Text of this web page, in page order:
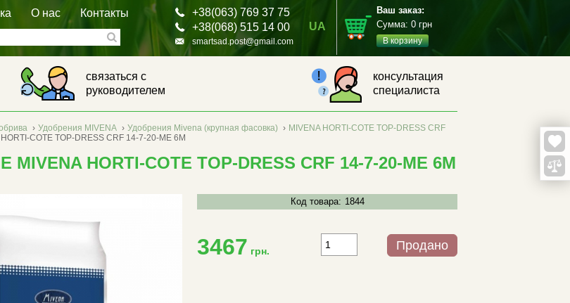
О нас Контакты
+38(063) 769 37 75
+38(068) 515 14 00
smartsad.post@gmail.com
UA
Ваш заказ:
Сумма: 0 грн
В корзину
связаться с
руководителем
консультация
специалиста
› Удобрения MIVENA › Удобрения Mivena (крупная фасовка) › MIVENA HORTI-COTE TOP-DRESS CRF
COTE TOP-DRESS CRF 14-7-20-ME 6M
HORTI-COTE TOP-DRESS CRF 14-7-20-ME 6M
Код товара: 1844
3467 грн. Продано